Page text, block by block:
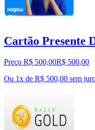
Cartão Presente
Preço R$ 500,00R$ 500,00
Ou 1x de R$ 500,00 sem